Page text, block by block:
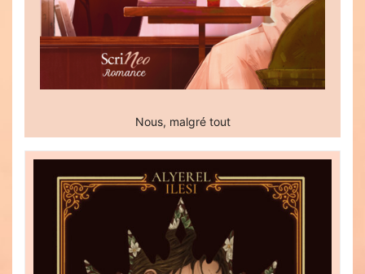
Nous, malgré tout